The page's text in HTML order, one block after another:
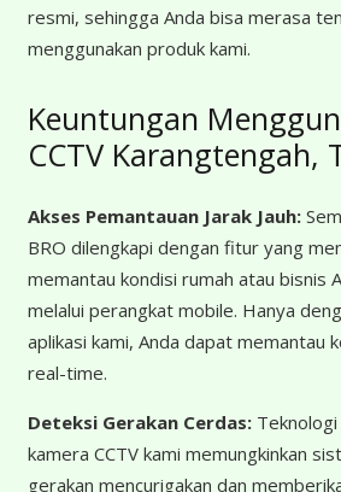
resmi, sehingga Anda bisa merasa
menggunakan produk kami.
Keuntungan
CCTV Karangtengah,
Akses Pemantauan Jarak Jauh:
BRO dilengkapi dengan fitur yang
memantau kondisi rumah atau bisnis
melalui perangkat mobile. Hanya
aplikasi kami, Anda dapat memantau
real-time.
Deteksi Gerakan Cerdas:Teknologi
kamera CCTV kami memungkinkan
gerakan mencurigakan dan